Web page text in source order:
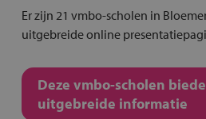
Er zijn 21 vmbo-scholen in
uitgebreide online
Deze vmbo-scholen
uitgebreide informatie